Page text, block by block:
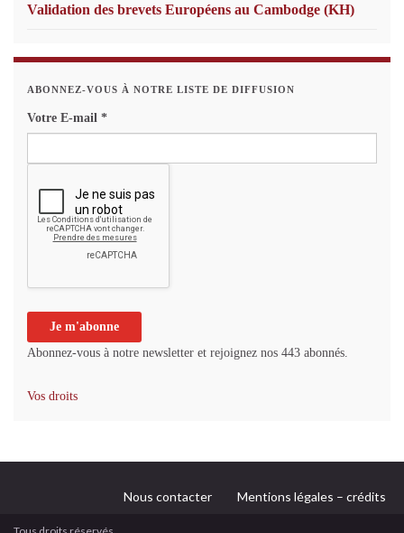
Validation des brevets Européens au Cambodge (KH)
ABONNEZ-VOUS À NOTRE LISTE DE DIFFUSION
Votre E-mail *
Abonnez-vous à notre newsletter et rejoignez nos 443 abonnés.
Vos droits
Nous contacter Mentions légales – crédits